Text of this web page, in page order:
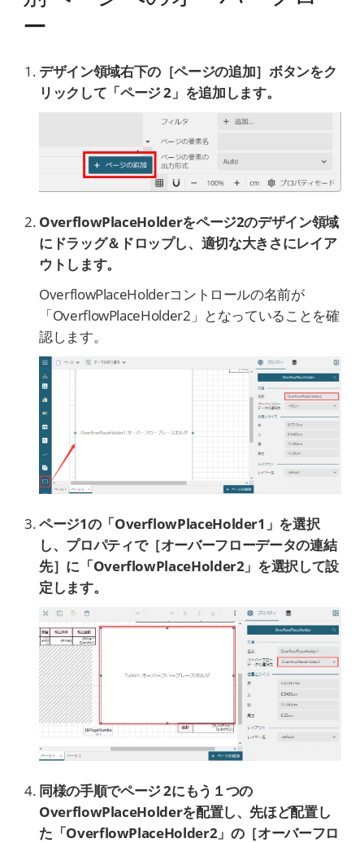
ー
デザイン領域右下の［ページの追加］ボタンをク
リックして「ページ 2」を追加します。
OverflowPlaceHolderをページ2のデザイン領域
にドラッグ＆ドロップし、適切な大きさにレイア
ウトします。
OverflowPlaceHolderコントロールの名前が
「OverflowPlaceHolder2」となっていることを確
認します。
ページ1の「OverflowPlaceHolder1」を選択
し、プロパティで［オーバーフローデータの連結
先］に「OverflowPlaceHolder2」を選択して設
定します。
同様の手順でページ 2にもう１つの
OverflowPlaceHolderを配置し、先ほど配置し
た「OverflowPlaceHolder2」の［オーバーフロ